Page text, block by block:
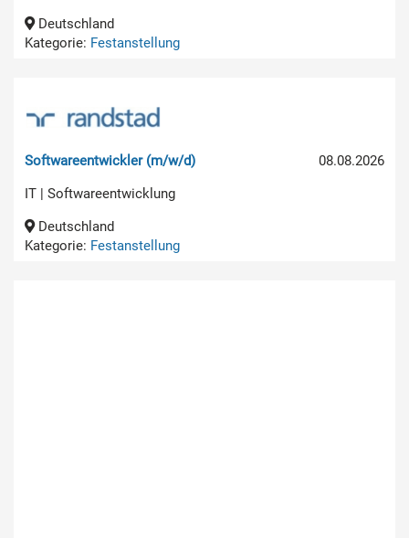
Deutschland
Kategorie: Festanstellung
08.08.2026
Softwareentwickler (m/w/d)
IT | Softwareentwicklung
Deutschland
Kategorie: Festanstellung